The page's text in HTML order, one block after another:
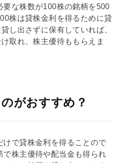
要な株数が100株の銘柄を500
株は貸株金利を得るために貸
し出さずに保有していれば、
取れ、株主優待ももらえま
がおすすめ？
けで貸株金利を得ることので
で株主優待や配当金も得られ